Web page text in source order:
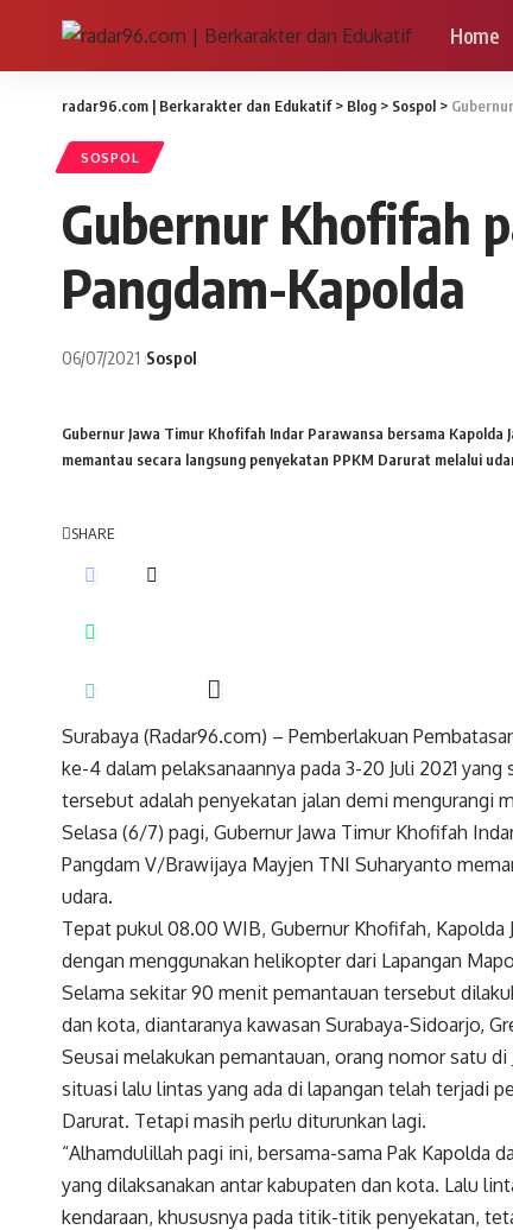
Home
radar96.com | Berkarakter dan Edukatif> Blog > Sospol >
SOSPOL
Gubernur Khofifah
Pangdam-Kapolda
06/07/2021 Sospol
Gubernur Jawa Timur Khofifah Indar Parawansa bersama
memantau secara langsung penyekatan PPKM Darurat melalui
SHARE
Surabaya (Radar96.com) – Pemberlakuan
ke-4 dalam pelaksanaannya pada 3-20 Juli 2021
tersebut adalah penyekatan jalan demi mengurangi
Selasa (6/7) pagi, Gubernur Jawa Timur Khofifah
Pangdam V/Brawijaya Mayjen TNI Suharyanto
udara.
Tepat pukul 08.00 WIB, Gubernur Khofifah,
dengan menggunakan helikopter dari Lapangan
Selama sekitar 90 menit pemantauan tersebut
dan kota, diantaranya kawasan Surabaya-Sidoarjo,
Seusai melakukan pemantauan, orang nomor satu
situasi lalu lintas yang ada di lapangan telah terjadi
Darurat. Tetapi masih perlu diturunkan lagi.
“Alhamdulillah pagi ini, bersama-sama Pak Kapolda
yang dilaksanakan antar kabupaten dan kota. Lalu
kendaraan, khususnya pada titik-titik penyekatan,